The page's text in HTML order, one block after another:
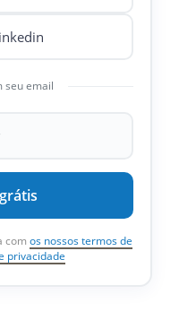
seu email
com os nossos termos de
privacidade